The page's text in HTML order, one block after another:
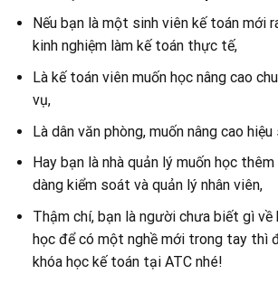
Nếu bạn là một sinh viên kế toán mới
kinh nghiệm làm kế toán thực tế,
Là kế toán viên muốn học nâng cao
vụ,
Là dân văn phòng, muốn nâng cao
Hay bạn là nhà quản lý muốn học
dàng kiểm soát và quản lý nhân viên,
Thậm chí, bạn là người chưa biết gì về
học để có một nghề mới trong tay thì
khóa học kế toán tại ATC nhé!